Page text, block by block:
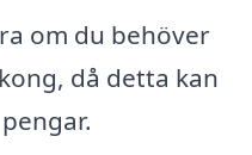
om du behöver
då detta kan